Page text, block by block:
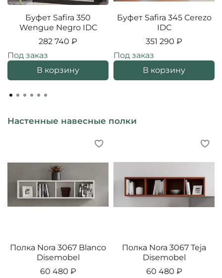
Буфет Safira 350
Wengue Negro IDC
282 740 ₽
Под заказ
В корзину
Буфет Safira 345 Cerezo
IDC
351 290 ₽
Под заказ
В корзину
Настенные навесные полки
Полка Nora 3067 Blanco
Disemobel
60 480 ₽
Полка Nora 3067 Teja
Disemobel
60 480 ₽